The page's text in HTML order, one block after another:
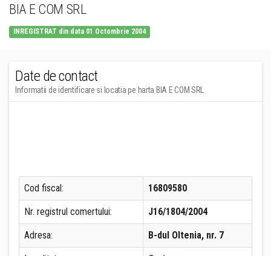
BIA E COM SRL
INREGISTRAT din data 01 Octombrie 2004
Date de contact
Informatii de identificare si locatia pe harta BIA E COM SRL
Cod fiscal: 16809580
Nr. registrul comertului: J16/1804/2004
Adresa: B-dul Oltenia, nr. 7